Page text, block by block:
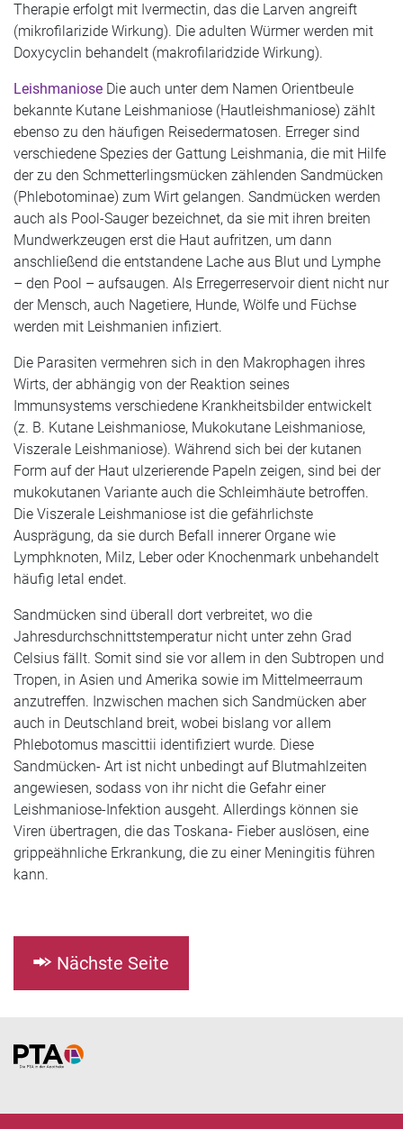
Therapie erfolgt mit Ivermectin, das die Larven angreift
(mikrofilarizide Wirkung). Die adulten Würmer werden mit
Doxycyclin behandelt (makrofilaridzide Wirkung).
Leishmaniose Die auch unter dem Namen Orientbeule
bekannte Kutane Leishmaniose (Hautleishmaniose) zählt
ebenso zu den häufigen Reisedermatosen. Erreger sind
verschiedene Spezies der Gattung Leishmania, die mit Hilfe
der zu den Schmetterlingsmücken zählenden Sandmücken
(Phlebotominae) zum Wirt gelangen. Sandmücken werden
auch als Pool-Sauger bezeichnet, da sie mit ihren breiten
Mundwerkzeugen erst die Haut aufritzen, um dann
anschließend die entstandene Lache aus Blut und Lymphe
– den Pool – aufsaugen. Als Erregerreservoir dient nicht nur
der Mensch, auch Nagetiere, Hunde, Wölfe und Füchse
werden mit Leishmanien infiziert.
Die Parasiten vermehren sich in den Makrophagen ihres
Wirts, der abhängig von der Reaktion seines
Immunsystems verschiedene Krankheitsbilder entwickelt
(z. B. Kutane Leishmaniose, Mukokutane Leishmaniose,
Viszerale Leishmaniose). Während sich bei der kutanen
Form auf der Haut ulzerierende Papeln zeigen, sind bei der
mukokutanen Variante auch die Schleimhäute betroffen.
Die Viszerale Leishmaniose ist die gefährlichste
Ausprägung, da sie durch Befall innerer Organe wie
Lymphknoten, Milz, Leber oder Knochenmark unbehandelt
häufig letal endet.
Sandmücken sind überall dort verbreitet, wo die
Jahresdurchschnittstemperatur nicht unter zehn Grad
Celsius fällt. Somit sind sie vor allem in den Subtropen und
Tropen, in Asien und Amerika sowie im Mittelmeerraum
anzutreffen. Inzwischen machen sich Sandmücken aber
auch in Deutschland breit, wobei bislang vor allem
Phlebotomus mascittii identifiziert wurde. Diese
Sandmücken- Art ist nicht unbedingt auf Blutmahlzeiten
angewiesen, sodass von ihr nicht die Gefahr einer
Leishmaniose-Infektion ausgeht. Allerdings können sie
Viren übertragen, die das Toskana- Fieber auslösen, eine
grippeähnliche Erkrankung, die zu einer Meningitis führen
kann.
Nächste Seite
Home